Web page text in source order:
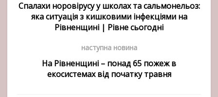
Спалахи норовірусу у школах та сальмонельоз:
яка ситуація з кишковими інфекціями на
Рівненщині | Рівне сьогодні
наступна новина
На Рівненщині – понад 65 пожеж в
екосистемах від початку травня